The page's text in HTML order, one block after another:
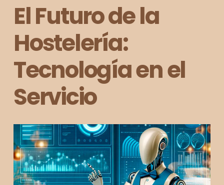
El Futuro de la
Hostelería:
Tecnología en el
Servicio